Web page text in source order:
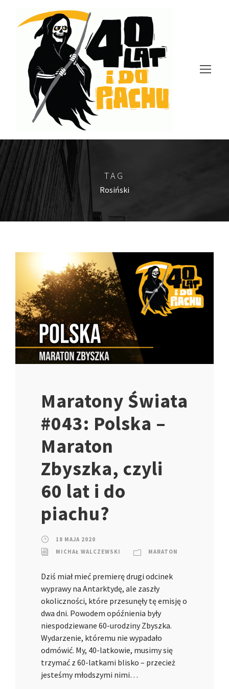
TAG
Rosiński
Maratony Świata
#043: Polska –
Maraton
Zbyszka, czyli
60 lat i do
piachu?
18 MAJA 2020
MICHAŁ WALCZEWSKI
MARATON
Dziś miał mieć premierę drugi odcinek
wyprawy na Antarktydę, ale zaszły
okoliczności, które przesunęły tę emisję o
dwa dni. Powodem opóźnienia były
niespodziewane 60-urodziny Zbyszka.
Wydarzenie, któremu nie wypadało
odmówić. My, 40-latkowie, musimy się
trzymać z 60-latkami blisko – przecież
jesteśmy młodszymi nimi…